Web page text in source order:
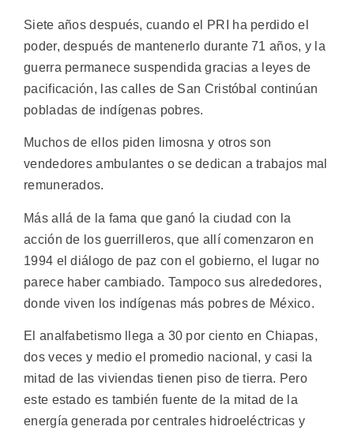
Siete años después, cuando el PRI ha perdido el
poder, después de mantenerlo durante 71 años, y la
guerra permanece suspendida gracias a leyes de
pacificación, las calles de San Cristóbal continúan
pobladas de indígenas pobres.
Muchos de ellos piden limosna y otros son
vendedores ambulantes o se dedican a trabajos mal
remunerados.
Más allá de la fama que ganó la ciudad con la
acción de los guerrilleros, que allí comenzaron en
1994 el diálogo de paz con el gobierno, el lugar no
parece haber cambiado. Tampoco sus alrededores,
donde viven los indígenas más pobres de México.
El analfabetismo llega a 30 por ciento en Chiapas,
dos veces y medio el promedio nacional, y casi la
mitad de las viviendas tienen piso de tierra. Pero
este estado es también fuente de la mitad de la
energía generada por centrales hidroeléctricas y